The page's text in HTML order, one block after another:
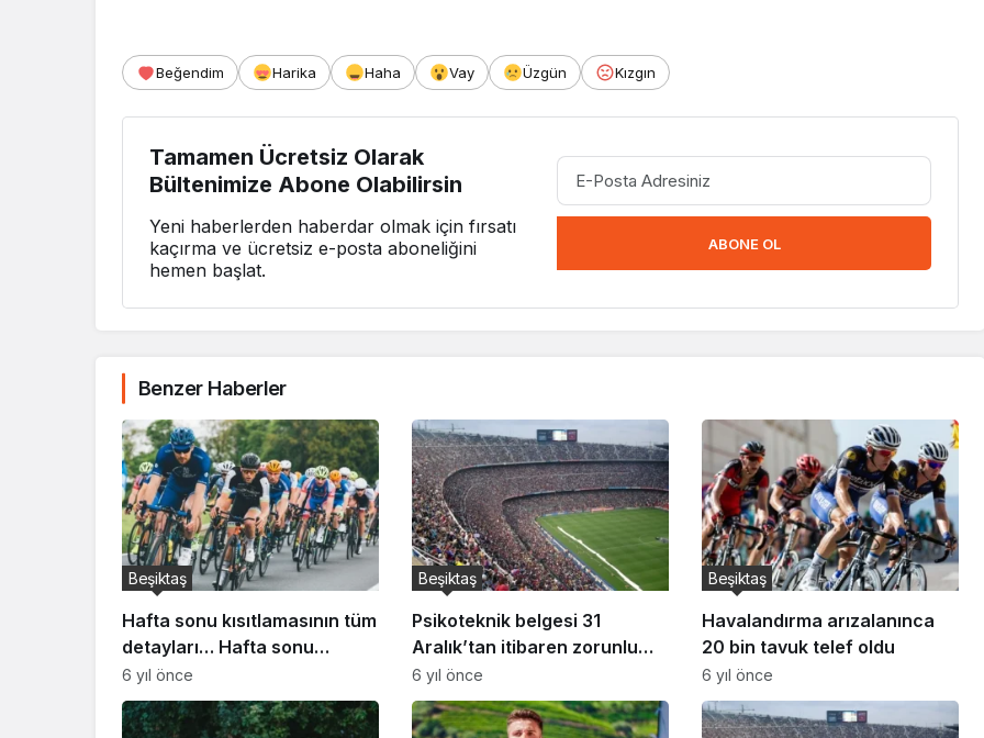
Beğendim Harika Haha Vay Üzgün Kızgın
Tamamen Ücretsiz Olarak
Bültenimize Abone Olabilirsin
Yeni haberlerden haberdar olmak için fırsatı
kaçırma ve ücretsiz e-posta aboneliğini
hemen başlat.
ABONE OL
Benzer Haberler
Hafta sonu kısıtlamasının tüm
detayları… Hafta sonu
sokağa çıkma yasağı nasıl
olacak?
Beşiktaş
6 yıl önce
Psikoteknik belgesi 31
Aralık’tan itibaren zorunlu
hale geliyor! 1083 lira cezası
var
Beşiktaş
6 yıl önce
Havalandırma arızalanınca
20 bin tavuk telef oldu
Beşiktaş
6 yıl önce